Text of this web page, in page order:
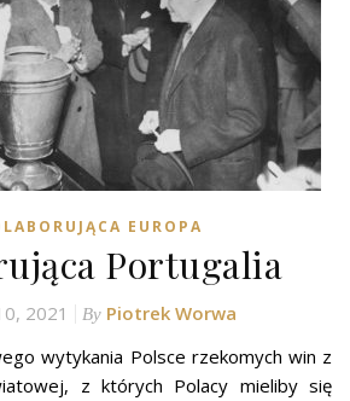
EUROPA
Portugalia
2021 By Piotrek Worwa
wytykania Polsce rzekomych win z
z których Polacy mieliby się